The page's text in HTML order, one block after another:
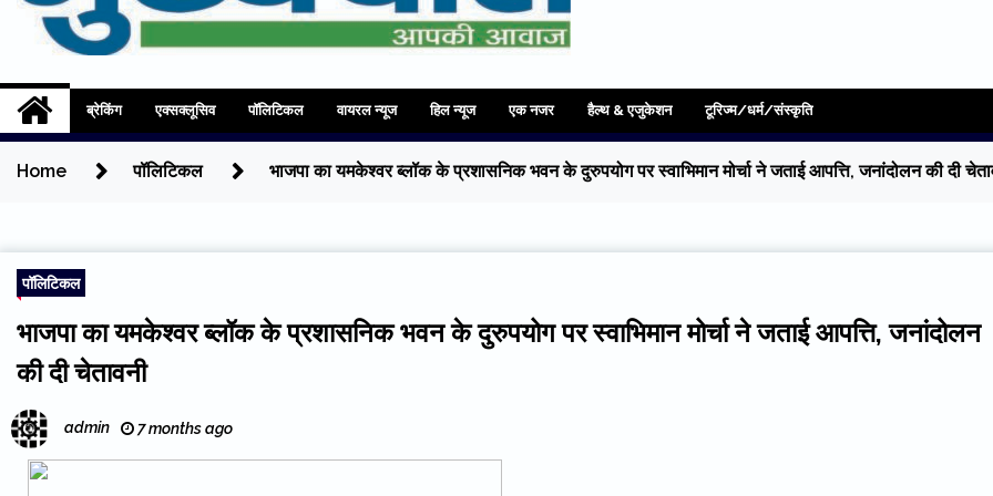
Mukhyadhara
Aapki Aawaz
ब्रेकिंग एक्सक्लूसिव पॉलिटिकल वायरल न्यूज हिल न्यूज एक नजर हैल्थ & एजुकेशन टूरिज्म/धर्म/संस्कृति
Home पॉलिटिकल भाजपा का यमकेश्वर ब्लॉक के प्रशासनिक भवन के दुरुपयोग पर स्वाभिमान मोर्चा ने जताई आपत्ति, जनांदोलन की दी
पॉलिटिकल
भाजपा का यमकेश्वर ब्लॉक के प्रशासनिक भवन के दुरुपयोग पर स्वाभिमान मोर्चा ने जताई आपत्ति, जनांदोलन
की दी चेतावनी
admin 7 months ago